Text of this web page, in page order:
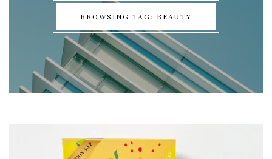
BROWSING TAG: BEAUTY